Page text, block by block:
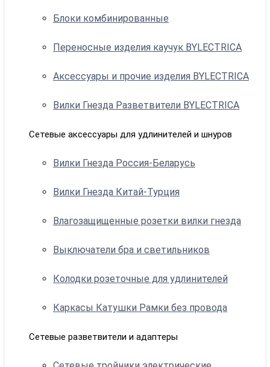
Блоки комбинированные
Переносные изделия каучук BYLECTRICA
Аксессуары и прочие изделия BYLECTRICA
Вилки Гнезда Разветвители BYLECTRICA
Сетевые аксессуары для удлинителей и шнуров
Вилки Гнезда Россия-Беларусь
Вилки Гнезда Китай-Турция
Влагозащищенные розетки вилки гнезда
Выключатели бра и светильников
Колодки розеточные для удлинителей
Каркасы Катушки Рамки без провода
Сетевые разветвители и адаптеры